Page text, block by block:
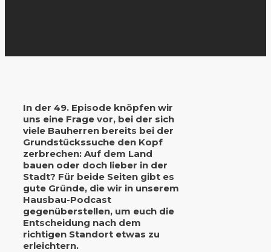
In der 49. Episode knöpfen wir
uns eine Frage vor, bei der sich
viele Bauherren bereits bei der
Grundstückssuche den Kopf
zerbrechen: Auf dem Land
bauen oder doch lieber in der
Stadt? Für beide Seiten gibt es
gute Gründe, die wir in unserem
Hausbau-Podcast
gegenüberstellen, um euch die
Entscheidung nach dem
richtigen Standort etwas zu
erleichtern.